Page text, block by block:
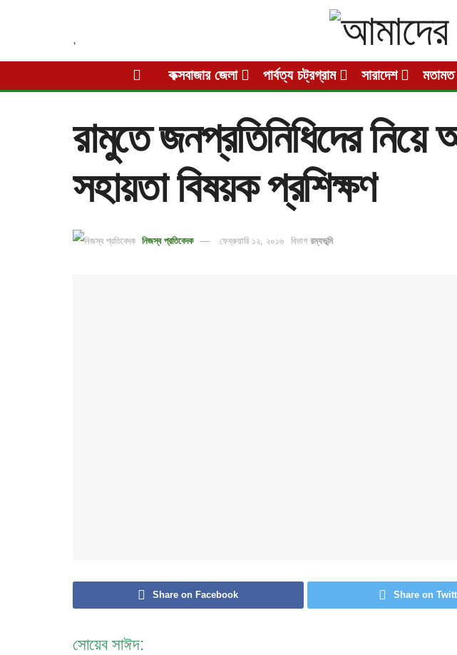
,
কক্সবাজার জেলা পার্বত্য চট্রগ্রাম সারাদেশ মতামত
রামুতে জনপ্রতিনিধিদের
সহায়তা বিষয়ক প্রশিক্ষণ
নিজস্ব প্রতিবেদক ফেব্রুয়ারি ১২, ২০১৬ বিভাগ রম্যভূমি
Share on Facebook Share on
সোয়েব সাঈদ: